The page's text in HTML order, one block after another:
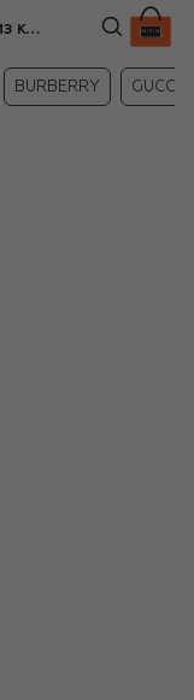
Бежевые аксессуары из кожи унисекс S.T. Dupont
BURBERRY GUCCI